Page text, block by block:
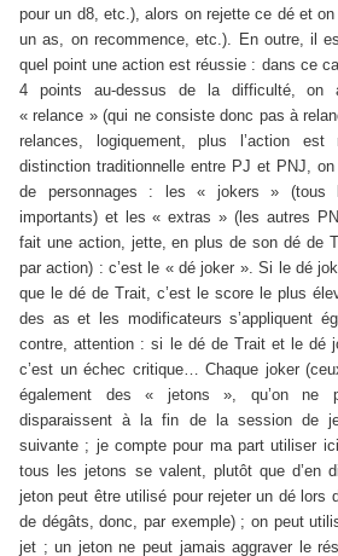
pour un d8, etc.), alors on rejette ce dé et
un as, on recommence, etc.). En outre, il
quel point une action est réussie : dans ce
4 points au-dessus de la difficulté, on
« relance » (qui ne consiste donc pas à
relances, logiquement, plus l’action
distinction traditionnelle entre PJ et PNJ,
de personnages : les « jokers » (tous
importants) et les « extras » (les autres
fait une action, jette, en plus de son dé de
par action) : c’est le « dé joker ». Si le dé
que le dé de Trait, c’est le score le plus
des as et les modificateurs s’appliquent
contre, attention : si le dé de Trait et le dé
c’est un échec critique… Chaque joker
également des « jetons », qu’on ne
disparaissent à la fin de la session de
suivante ; je compte pour ma part utiliser
tous les jetons se valent, plutôt que d’en
jeton peut être utilisé pour rejeter un dé lors
de dégâts, donc, par exemple) ; on peut
jet ; un jeton ne peut jamais aggraver le